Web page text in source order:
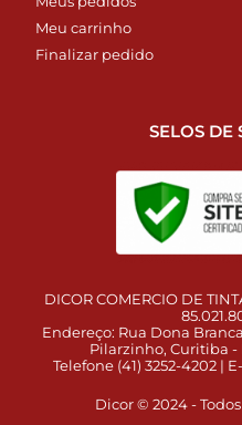
Meu carrinho
Finalizar pedido
SELOS DE
DICOR COMERCIO DE
Endereço: Rua Dona
Pilarzinho, Curitiba -
Telefone (41) 3252-4202 |
Dicor © 2024 -